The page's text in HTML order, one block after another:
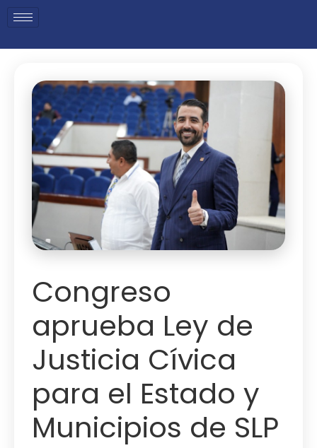
Congreso
aprueba Ley de
Justicia Cívica
para el Estado y
Municipios de SLP